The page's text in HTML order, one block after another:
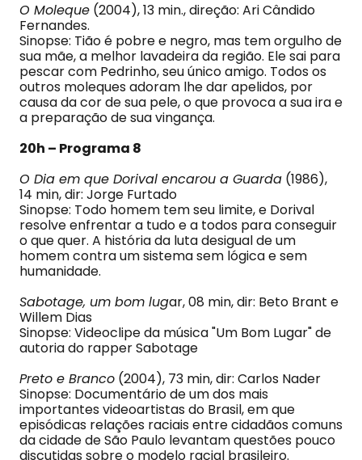
O Moleque (2004), 13 min., direção: Ari Cândido
Fernandes.
Sinopse: Tião é pobre e negro, mas tem orgulho de
sua mãe, a melhor lavadeira da região. Ele sai para
pescar com Pedrinho, seu único amigo. Todos os
outros moleques adoram lhe dar apelidos, por
causa da cor de sua pele, o que provoca a sua ira e
a preparação de sua vingança.
20h – Programa 8
O Dia em que Dorival encarou a Guarda (1986),
14 min, dir: Jorge Furtado
Sinopse: Todo homem tem seu limite, e Dorival
resolve enfrentar a tudo e a todos para conseguir
o que quer. A história da luta desigual de um
homem contra um sistema sem lógica e sem
humanidade.
Sabotage, um bom lugar, 08 min, dir: Beto Brant e
Willem Dias
Sinopse: Videoclipe da música "Um Bom Lugar" de
autoria do rapper Sabotage
Preto e Branco (2004), 73 min, dir: Carlos Nader
Sinopse: Documentário de um dos mais
importantes videoartistas do Brasil, em que
episódicas relações raciais entre cidadãos comuns
da cidade de São Paulo levantam questões pouco
discutidas sobre o modelo racial brasileiro.